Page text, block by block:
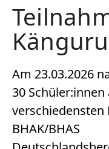
Am 23.03.2026
30 Schüler:innen
verschiedensten
BHAK/BHAS